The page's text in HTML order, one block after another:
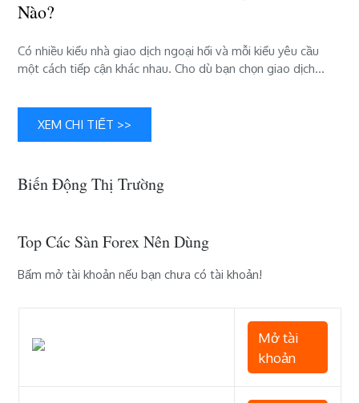
Nào?
Có nhiều kiểu nhà giao dịch ngoại hối và mỗi kiểu yêu cầu
một cách tiếp cận khác nhau. Cho dù bạn chọn giao dịch…
XEM CHI TIẾT >>
Biến Động Thị Trường
Top Các Sàn Forex Nên Dùng
Bấm mở tài khoản nếu bạn chưa có tài khoản!
Mở tài
khoản